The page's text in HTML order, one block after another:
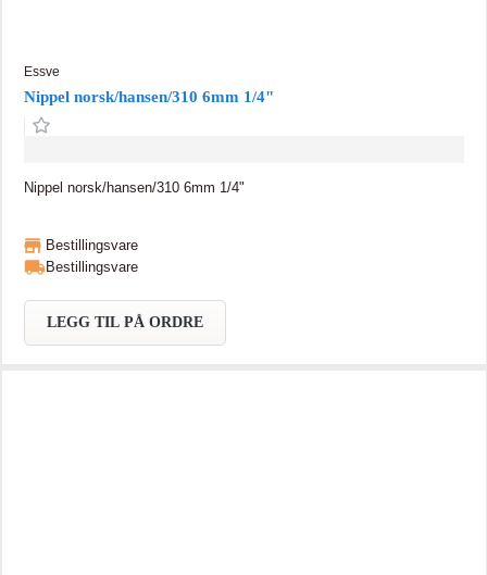
Essve
Nippel norsk/hansen/310 6mm 1/4"
Nippel norsk/hansen/310 6mm 1/4"
Bestillingsvare
Bestillingsvare
LEGG TIL PÅ ORDRE